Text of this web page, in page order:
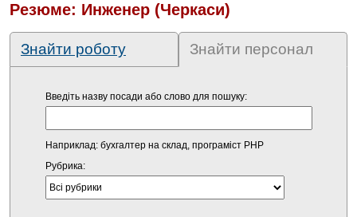
Резюме: Инженер (Черкаси)
Знайти роботу Знайти персонал
Введіть назву посади або слово для пошуку:
Наприклад: бухгалтер на склад, програміст PHP
Рубрика: